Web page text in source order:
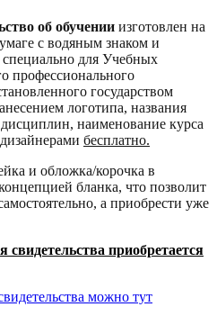
об обучении изготовлен на
с водяным знаком и
для Учебных
профессионального
государством
логотипа, названия
наименование курса
бесплатно.
и обложка/корочка в
бланка, что позволит
а приобрести уже
приобретается
можно тут